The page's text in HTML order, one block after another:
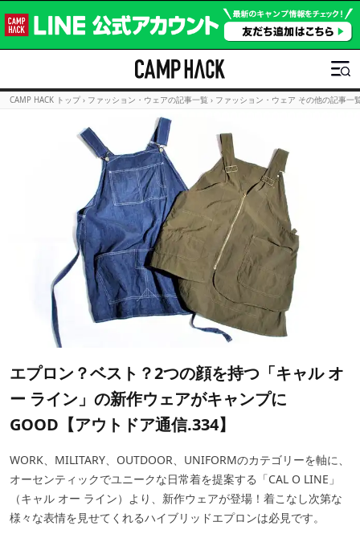
CAMP HACK トップ › ファッション・ウェアの記事一覧 › ファッション・ウェア その他の記事一
エプロン？ベスト？2つの顔を持つ「キャル オ
ー ライン」の新作ウェアがキャンプに
GOOD【アウトドア通信.334】
WORK、MILITARY、OUTDOOR、UNIFORMのカテゴリーを軸に、
オーセンティックでユニークな日常着を提案する「CAL O LINE」
（キャル オー ライン）より、新作ウェアが登場！着こなし次第な
様々な表情を見せてくれるハイブリッドエプロンは必見です。